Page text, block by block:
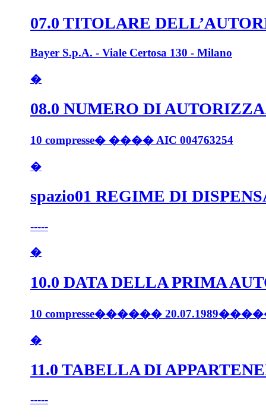
07.0 TITOLARE
Bayer S.p.A. - Viale Certosa 130 - Milano
�
08.0 NUMERO DI
10 compresse� ���� AIC 004763254
�
spazio01 REGIME DI
-----
�
10.0 DATA DELLA PRIMA
10 compresse������
�
11.0 TABELLA DI
-----